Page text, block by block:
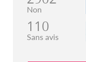
Non
110
Sans avis